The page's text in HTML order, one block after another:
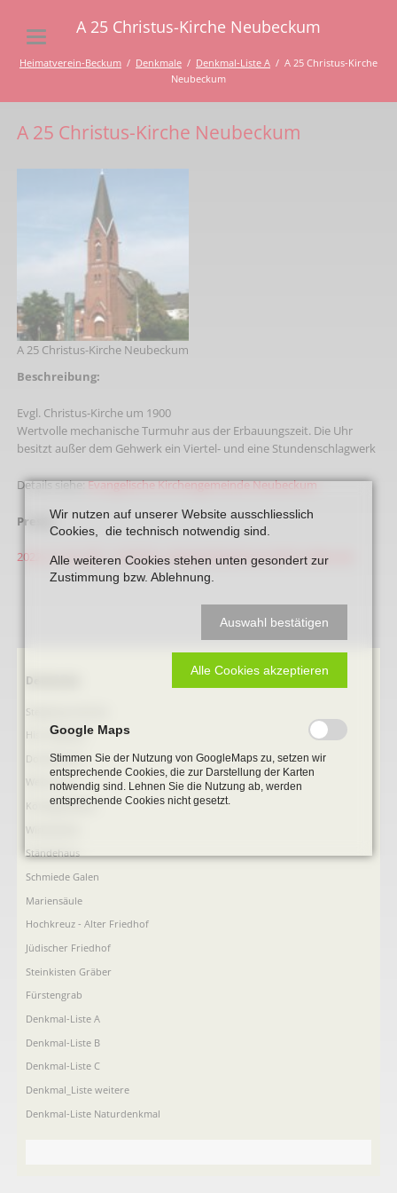
A 25 Christus-Kirche Neubeckum
Heimatverein-Beckum Denkmale Denkmal-Liste A
A 25 Christus-Kirche
Neubeckum
A 25 Christus-Kirche Neubeckum
A 25 Christus-Kirche Neubeckum
Beschreibung:
Evgl. Christus-Kirche um 1900
Wertvolle mechanische Turmuhr aus der Erbauungszeit. Die Uhr
besitzt außer dem Gehwerk ein Viertel- und eine Stundenschlagwerk
Details siehe:Evangelische Kirchengemeinde Neubeckum
Presse
2022_12_23_A25 - In Kirche u Gemeindezentrum kehrt Leben ein
Navigation
Denkmale
Stephanus-Kirche
Hist. Rathaus
Domitorium
Wehrturm
Köttings Mühle
Windmühle
Ständehaus
Schmiede Galen
Mariensäule
Hochkreuz - Alter Friedhof
Jüdischer Friedhof
Steinkisten Gräber
Fürstengrab
Denkmal-Liste A
Denkmal-Liste B
Denkmal-Liste C
Denkmal_Liste weitere
Denkmal-Liste Naturdenkmal
Wir nutzen auf unserer Website ausschliesslich
Cookies, die technisch notwendig sind.
Alle weiteren Cookies stehen unten gesondert zur
Zustimmung bzw. Ablehnung.
Auswahl bestätigen
Alle Cookies akzeptieren
Google Maps
Stimmen Sie der Nutzung von GoogleMaps zu, setzen wir
entsprechende Cookies, die zur Darstellung der Karten
notwendig sind. Lehnen Sie die Nutzung ab, werden
entsprechende Cookies nicht gesetzt.